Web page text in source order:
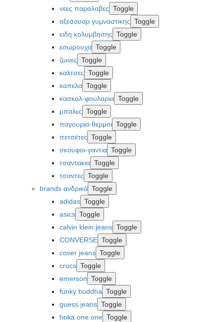
νεες παραλαβες Toggle
αξεσουαρ γυμναστικης Toggle
ειδη κολυμβησης Toggle
εσωρουχα Toggle
ζωνες Toggle
καλτσες Toggle
καπελα Toggle
κασκολ-φουλαρια Toggle
μπαλες Toggle
παγουρια-θερμοι Toggle
πετσέτες Toggle
σκουφοι-γαντια Toggle
τσαντακια Toggle
τσαντες Toggle
brands ανδρικά Toggle
adidas Toggle
asics Toggle
calvin klein jeans Toggle
CONVERSE Toggle
cover jeans Toggle
crocs Toggle
emerson Toggle
funky buddha Toggle
guess jeans Toggle
hoka one one Toggle